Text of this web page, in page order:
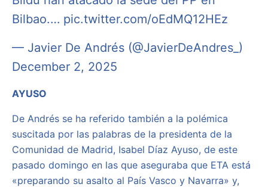
Bilbao.… pic.twitter.com/oEdMQ12HEz
— Javier De Andrés (@JavierDeAndres_)
December 2, 2025
AYUSO
De Andrés se ha referido también a la polémica
suscitada por las palabras de la presidenta de la
Comunidad de Madrid, Isabel Díaz Ayuso, de este
pasado domingo en las que aseguraba que ETA está
«preparando su asalto al País Vasco y Navarra» y,